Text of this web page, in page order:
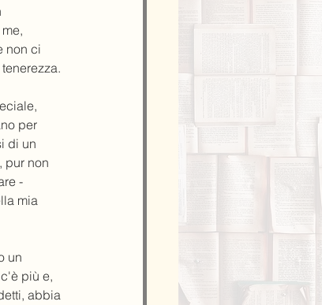
non ci
per
di un
pur non
-
mia
un
più e,
abbia